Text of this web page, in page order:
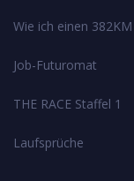
Wie ich einen
Job-Futuromat
THE RACE Staffel 1
Laufsprüche